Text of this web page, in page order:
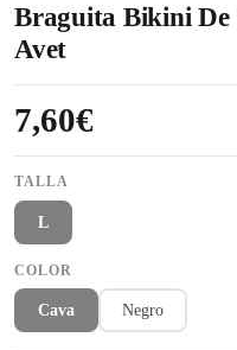
Braguita Bikini De
Avet
7,60€
TALLA
L
COLOR
Cava Negro